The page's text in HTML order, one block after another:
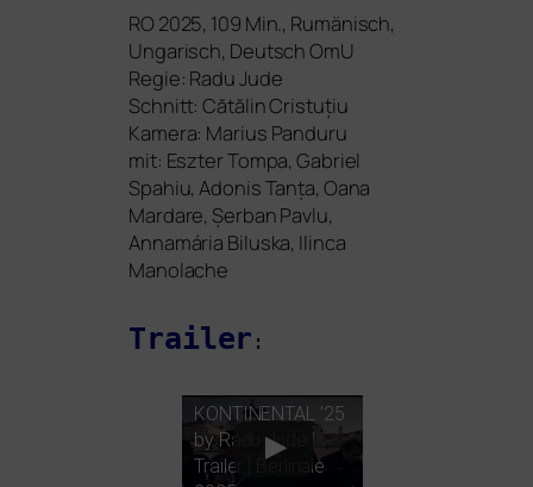
RO 2025, 109 Min., Rumänisch,
Ungarisch, Deutsch OmU
Regie: Radu Jude
Schnitt: Cătălin Cristuțiu
Kamera: Marius Panduru
mit: Eszter Tompa, Gabriel
Spahiu, Adonis Tanța, Oana
Mardare, Șerban Pavlu,
Annamária Biluska, Ilinca
Manolache
Trailer :
KONTINENTAL ’25
by Radu Jude |
Trailer | Berlinale